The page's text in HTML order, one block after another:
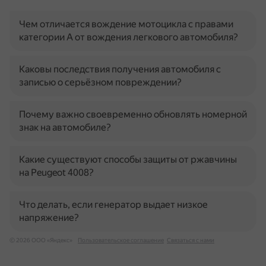
Чем отличается вождение мотоцикла с правами
категории А от вождения легкового автомобиля?
Каковы последствия получения автомобиля с
записью о серьёзном повреждении?
Почему важно своевременно обновлять номерной
знак на автомобиле?
Какие существуют способы защиты от ржавчины
на Peugeot 4008?
Что делать, если генератор выдает низкое
напряжение?
© 2026 ООО «Яндекс» Пользовательское соглашение Связаться с нами